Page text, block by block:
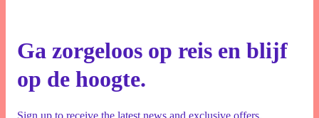
Ga zorgeloos op reis en blijf
op de hoogte.
Sign up to receive the latest news and exclusive offers.